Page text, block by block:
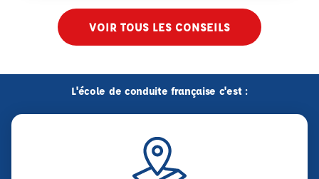
VOIR TOUS LES CONSEILS
L'école de conduite française c'est :